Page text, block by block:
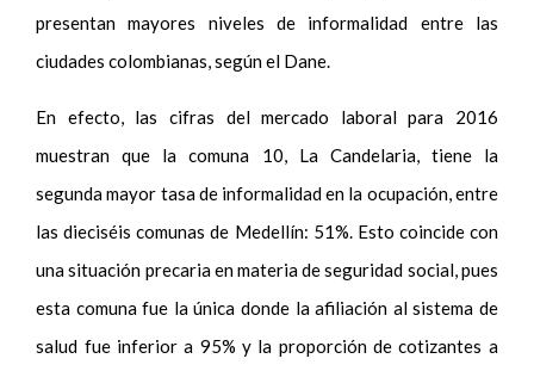
presentan mayores niveles de informalidad entre las
ciudades colombianas, según el Dane.
En efecto, las cifras del mercado laboral para 2016
muestran que la comuna 10, La Candelaria, tiene la
segunda mayor tasa de informalidad en la ocupación, entre
las dieciséis comunas de Medellín: 51%. Esto coincide con
una situación precaria en materia de seguridad social, pues
esta comuna fue la única donde la afiliación al sistema de
salud fue inferior a 95% y la proporción de cotizantes a